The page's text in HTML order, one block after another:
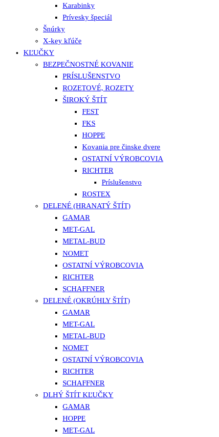
Karabinky
Prívesky špeciál
Šnúrky
X-key kľúče
KĽUČKY
BEZPEČNOSTNÉ KOVANIE
PRÍSLUŠENSTVO
ROZETOVÉ, ROZETY
ŠIROKÝ ŠTÍT
FEST
FKS
HOPPE
Kovania pre činske dvere
OSTATNÍ VÝROBCOVIA
RICHTER
Príslušenstvo
ROSTEX
DELENÉ (HRANATÝ ŠTÍT)
GAMAR
MET-GAL
METAL-BUD
NOMET
OSTATNÍ VÝROBCOVIA
RICHTER
SCHAFFNER
DELENÉ (OKRÚHLY ŠTÍT)
GAMAR
MET-GAL
METAL-BUD
NOMET
OSTATNÍ VÝROBCOVIA
RICHTER
SCHAFFNER
DLHÝ ŠTÍT KĽUČKY
GAMAR
HOPPE
MET-GAL